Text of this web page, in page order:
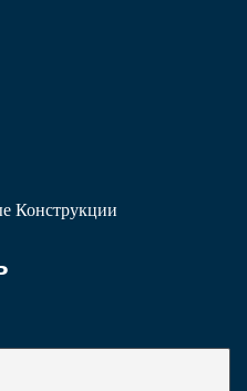
Конструкции